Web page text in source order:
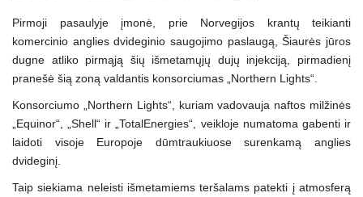
Pirmoji pasaulyje įmonė, prie Norvegijos krantų teikianti
komercinio anglies dvideginio saugojimo paslaugą, Šiaurės jūros
dugne atliko pirmąją šių išmetamųjų dujų injekciją, pirmadienį
pranešė šią zoną valdantis konsorciumas „Northern Lights“.
Konsorciumo „Northern Lights“, kuriam vadovauja naftos milžinės
„Equinor“, „Shell“ ir „TotalEnergies“, veikloje numatoma gabenti ir
laidoti visoje Europoje dūmtraukiuose surenkamą anglies
dvideginį.
Taip siekiama neleisti išmetamiems teršalams patekti į atmosferą